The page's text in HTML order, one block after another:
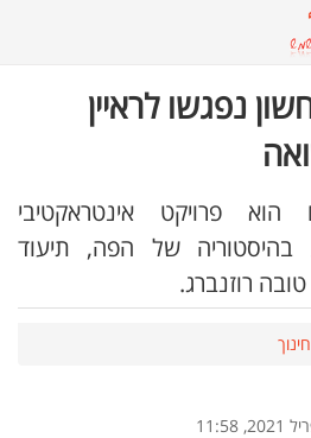
נפגשו לראיין
פרויקט אינטראקטיבי
בהיסטוריה של הפה, תיעוד
רוזנברג.
חינוך